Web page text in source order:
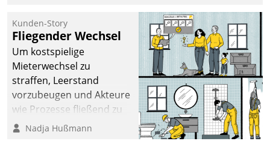
Unternehmen.
Kunden-Story
Fliegender Wechsel
Um kostspielige
Mieterwechsel zu
straffen, Leerstand
vorzubeugen und Akteure
wie Prozesse fließend zu
vernetzen, nutzt die
Nadja Hußmann